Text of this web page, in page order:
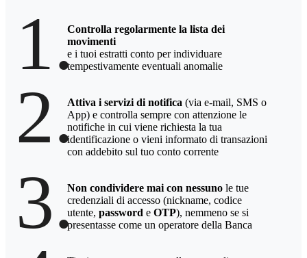
1.Controlla regolarmente la lista dei
movimenti
e i tuoi estratti conto per individuare
tempestivamente eventuali anomalie
2.Attiva i servizi di notifica (via e-mail, SMS o
App) e controlla sempre con attenzione le
notifiche in cui viene richiesta la tua
identificazione o vieni informato di transazioni
con addebito sul tuo conto corrente
3.Non condividere mai con nessuno le tue
credenziali di accesso (nickname, codice
utente, password e OTP), nemmeno se si
presentasse come un operatore della Banca